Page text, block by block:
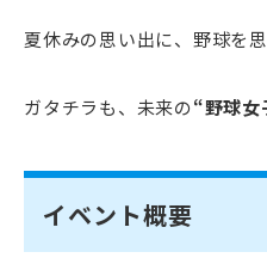
夏休みの思い出に、野球を
ガタチラも、未来の“野球女
イベント概要